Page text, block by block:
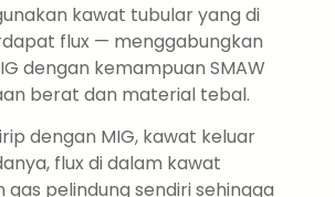
kawat tubular yang di
flux — menggabungkan
dengan kemampuan SMAW
berat dan material tebal.
dengan MIG, kawat keluar
flux di dalam kawat
gas pelindung sendiri sehingga